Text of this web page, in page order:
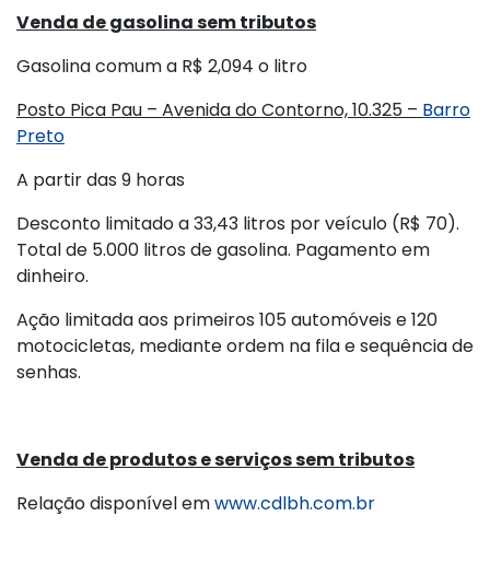
Venda de gasolina sem tributos
Gasolina comum a R$ 2,094 o litro
Posto Pica Pau – Avenida do Contorno, 10.325 – Barro
Preto
A partir das 9 horas
Desconto limitado a 33,43 litros por veículo (R$ 70).
Total de 5.000 litros de gasolina. Pagamento em
dinheiro.
Ação limitada aos primeiros 105 automóveis e 120
motocicletas, mediante ordem na fila e sequência de
senhas.
Venda de produtos e serviços sem tributos
Relação disponível emwww.cdlbh.com.br